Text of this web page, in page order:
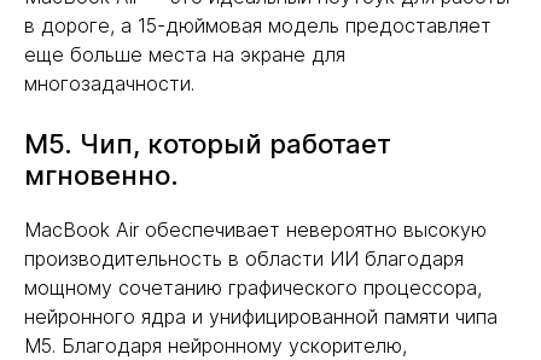
в дороге, а 15-дюймовая модель предоставляет
еще больше места на экране для
многозадачности.
M5. Чип, который работает
мгновенно.
MacBook Air обеспечивает невероятно высокую
производительность в области ИИ благодаря
мощному сочетанию графического процессора,
нейронного ядра и унифицированной памяти чипа
M5. Благодаря нейронному ускорителю,